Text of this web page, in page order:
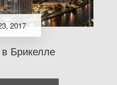
2017
Брикелле